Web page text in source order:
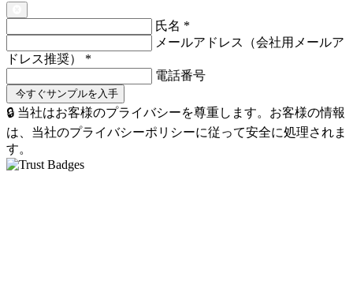
氏名 *
メールアドレス（会社用メールア
ドレス推奨） *
電話番号
🔒 当社はお客様のプライバシーを尊重します。お客様の情報
は、当社のプライバシーポリシーに従って安全に処理されま
す。